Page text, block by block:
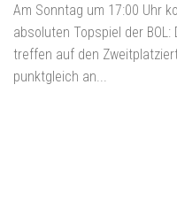
Am Sonntag um 17:00 Uhr
absoluten Topspiel der
treffen auf den
punktgleich an...